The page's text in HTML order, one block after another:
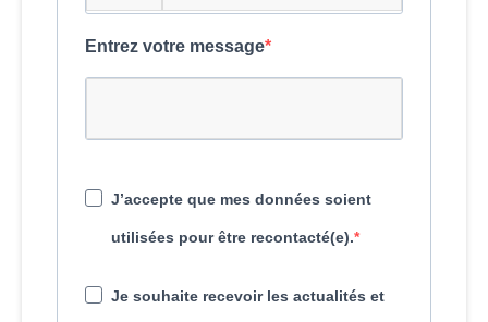
Entrez votre message
J’accepte que mes données soient
utilisées pour être recontacté(e).
Je souhaite recevoir les actualités et